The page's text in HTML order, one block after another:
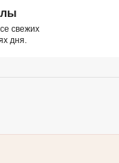
свежих
дня.